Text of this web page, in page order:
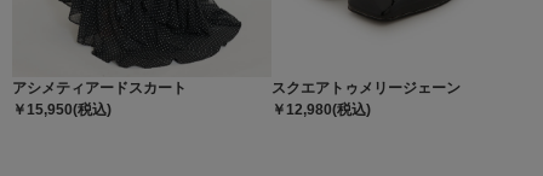
アシメティアードスカート
￥15,950(税込)
スクエアトゥメリージェーン
￥12,980(税込)